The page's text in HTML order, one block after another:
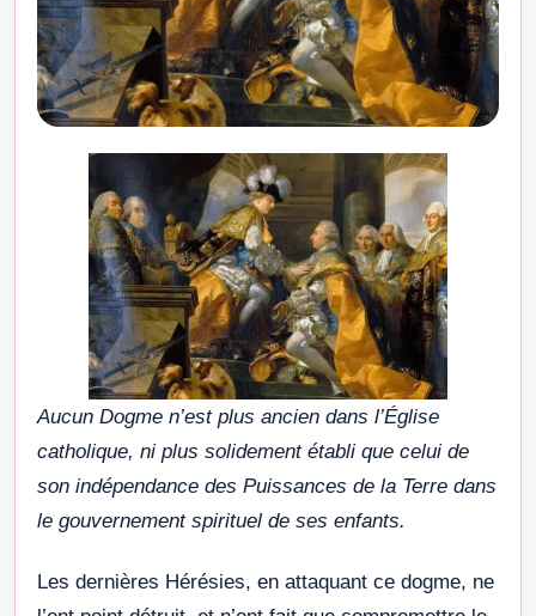
Aucun Dogme n’est plus ancien dans l’Église
catholique, ni plus solidement établi que celui de
son indépendance des Puissances de la Terre dans
le gouvernement spirituel de ses enfants.
Les dernières Hérésies, en attaquant ce dogme, ne